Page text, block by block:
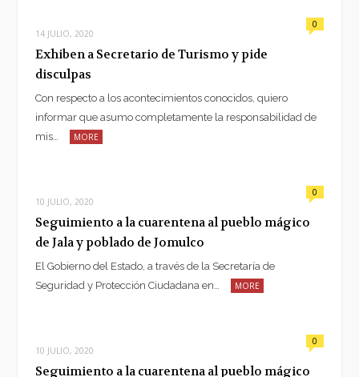
14 JULIO, 2020
0
Exhiben a Secretario de Turismo y pide
disculpas
Con respecto a los acontecimientos conocidos, quiero
informar que asumo completamente la responsabilidad de
mis…
MORE
10 JULIO, 2020
0
Seguimiento a la cuarentena al pueblo mágico
de Jala y poblado de Jomulco
El Gobierno del Estado, a través de la Secretaría de
Seguridad y Protección Ciudadana en…
MORE
10 JULIO, 2020
0
Seguimiento a la cuarentena al pueblo mágico